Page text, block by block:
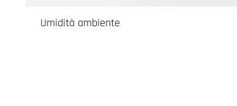
Umidità ambiente